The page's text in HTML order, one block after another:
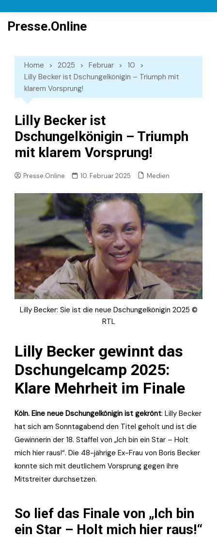
content
Presse.Online
Home 2025 Februar
10
Lilly Becker ist Dschungelkönigin – Triumph mit
klarem Vorsprung!
Lilly Becker ist
Dschungelkönigin – Triumph
mit klarem Vorsprung!
Presse.Online 10. Februar 2025 Medien
Lilly Becker: Sie ist die neue Dschungelkönigin 2025 ©
RTL
Lilly Becker gewinnt das
Dschungelcamp 2025:
Klare Mehrheit im Finale
Köln. Eine neue Dschungelkönigin ist gekrönt: Lilly Becker
hat sich am Sonntagabend den Titel geholt und ist die
Gewinnerin der 18. Staffel von „Ich bin ein Star – Holt
mich hier raus!“. Die 48-jährige Ex-Frau von Boris Becker
konnte sich mit deutlichem Vorsprung gegen ihre
Mitstreiter durchsetzen.
So lief das Finale von „Ich bin
ein Star – Holt mich hier raus!“